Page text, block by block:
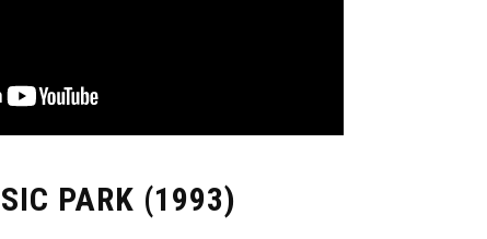
PARK (1993)